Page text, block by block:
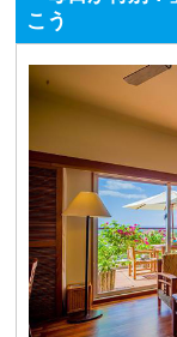
こう